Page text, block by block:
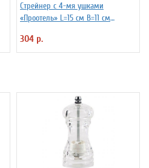
Стрейнер с 4-мя ушками
«Проотель» L=15 см B=11 см
304 р.